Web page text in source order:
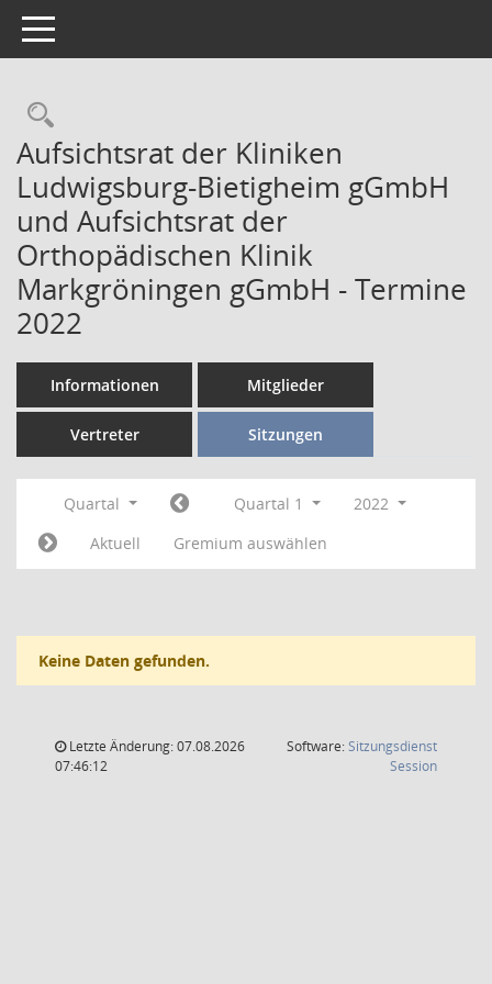
Toggle navigation
Aufsichtsrat der Kliniken
Ludwigsburg-Bietigheim gGmbH
und Aufsichtsrat der
Orthopädischen Klinik
Markgröningen gGmbH - Termine
2022
Informationen Mitglieder
Vertreter Sitzungen
Quartal Quartal 1
2022
Aktuell
Gremium auswählen
Keine Daten gefunden.
Letzte Änderung: 07.08.2026
07:46:12
Software:Sitzungsdienst
Session(Wird in